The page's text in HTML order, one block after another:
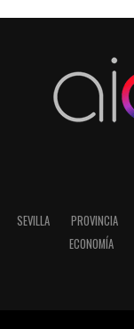
SEVILLA PROVINCIA
ECONOMÍA